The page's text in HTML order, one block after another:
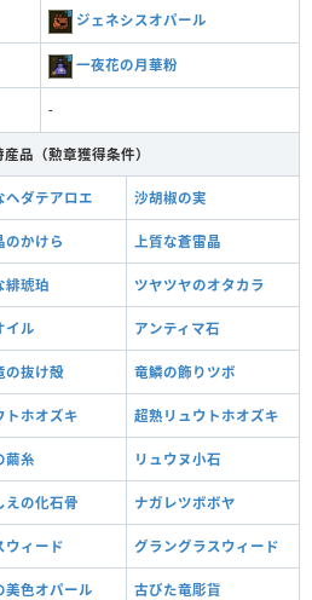
ジェネシスオパール
一夜花の月華粉
-
品（勲章獲得条件）
ヘダテアロエ 沙胡椒の実
のかけら 上質な蒼雷晶
緋琥珀 ツヤツヤのオタカラ
イル アンティマ石
の抜け殻 竜鱗の飾りツボ
トホオズキ 超熟リュウトホオズキ
繭糸 リュウヌ小石
えの化石骨 ナガレツボボヤ
ウィード グラングラスウィード
美色オパール 古びた竜彫貨